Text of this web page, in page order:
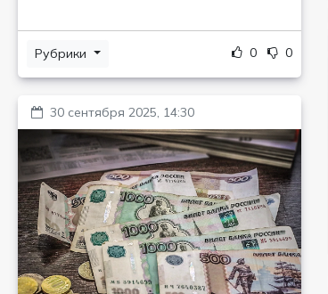
Рубрики 0 0
30 сентября 2025, 14:30